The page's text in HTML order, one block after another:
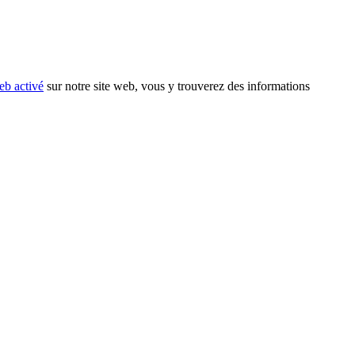
activé sur notre site web, vous y trouverez des informations